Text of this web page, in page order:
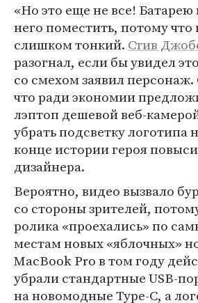
«Но это еще не все! Батарею
него поместить, потому что
слишком тонкий. Стив
разогнал, если бы увидел
со смехом заявил
что ради экономии
лэптоп дешевой веб-
убрать подсветку логотипа
конце истории героя
дизайнера.
Вероятно, видео вызвало
со стороны зрителей,
ролика «проехались» по
местам новых «яблочных»
MacBook Pro в том году
убрали стандартные USB-
на новомодные Type-C, а